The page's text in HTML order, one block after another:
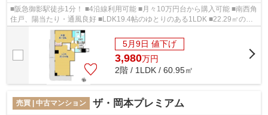
■阪急御影駅徒歩1分！ ■4沿線利用可能 ■月々10万円台から購入可能 ■南西角
住戸、陽当たり・通風良好 ■LDK19.4帖のゆとりのある1LDK ■22.29㎡の
広々2面バルコニー ■御影北小学校徒歩...
5月9日 値下げ
3,980万円
2階 / 1LDK / 60.95㎡
売買 | 中古マンション ザ・岡本プレミアム